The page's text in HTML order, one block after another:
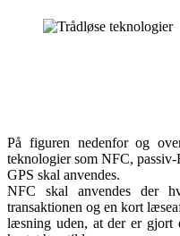
På figuren nedenfor og
teknologier som NFC,
GPS skal anvendes.
NFC skal anvendes der
transaktionen og en kort
læsning uden, at der er gjort